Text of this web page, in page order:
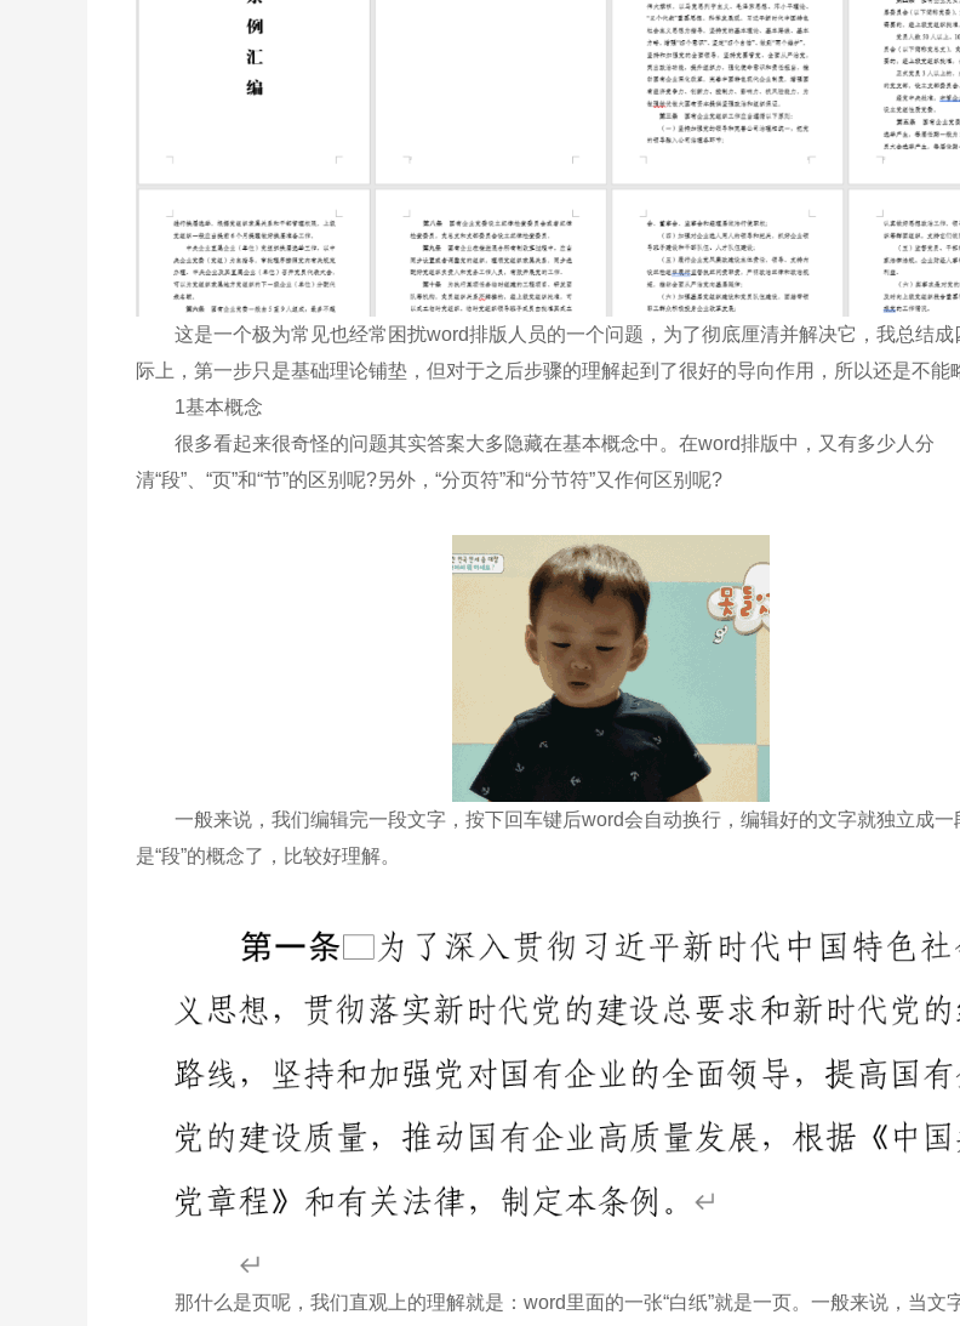
这是一个极为常见也经常困扰word排版人员的一个问题，为了彻底厘清并解决它，我总结成
际上，第一步只是基础理论铺垫，但对于之后步骤的理解起到了很好的导向作用，所以还是不能
1基本概念
很多看起来很奇怪的问题其实答案大多隐藏在基本概念中。在word排版中，又有多少人分
清“段”、“页”和“节”的区别呢?另外，“分页符”和“分节符”又作何区别呢?
一般来说，我们编辑完一段文字，按下回车键后word会自动换行，编辑好的文字就独立成一
是“段”的概念了，比较好理解。
那什么是页呢，我们直观上的理解就是：word里面的一张“白纸”就是一页。一般来说，当文